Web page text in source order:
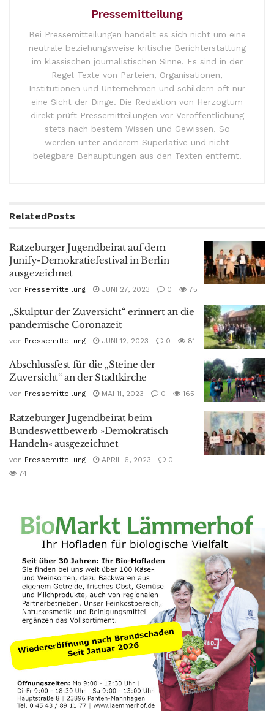
Pressemitteilung
Bei Pressemitteilungen handelt es sich nicht um eine
neutrale beziehungsweise kritische Berichterstattung
im klassischen journalistischen Sinne. Es sind in der
Regel Texte von Parteien, Organisationen,
Institutionen und Unternehmen und schildern oft nur
eine Sicht der Dinge. Die Redaktion von Herzogtum
direkt prüft Pressemitteilungen vor Veröffentlichung
stets nach bestem Wissen und Gewissen. So
werden unter anderem Superlative und nicht
belegbare Behauptungen aus den Texten entfernt.
RelatedPosts
Ratzeburger Jugendbeirat auf dem
Junify-Demokratiefestival in Berlin
ausgezeichnet
von Pressemitteilung JUNI 27, 2023 0 75
„Skulptur der Zuversicht“ erinnert an die
pandemische Coronazeit
von Pressemitteilung JUNI 12, 2023 0 81
Abschlussfest für die „Steine der
Zuversicht“ an der Stadtkirche
von Pressemitteilung MAI 11, 2023 0 165
Ratzeburger Jugendbeirat beim
Bundeswettbewerb »Demokratisch
Handeln« ausgezeichnet
von Pressemitteilung APRIL 6, 2023
0
74